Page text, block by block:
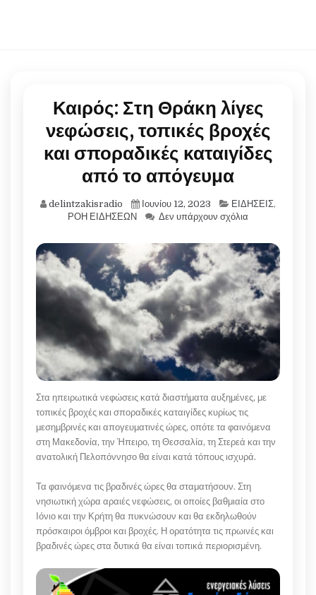
Καιρός: Στη Θράκη λίγες
νεφώσεις, τοπικές βροχές
και σποραδικές καταιγίδες
από το απόγευμα
delintzakisradio Ιουνίου 12, 2023 ΕΙΔΗΣΕΙΣ,
ΡΟΗ ΕΙΔΗΣΕΩΝ
Δεν υπάρχουν σχόλια
Στα ηπειρωτικά νεφώσεις κατά διαστήματα αυξημένες, με
τοπικές βροχές και σποραδικές καταιγίδες κυρίως τις
μεσημβρινές και απογευματινές ώρες, οπότε τα φαινόμενα
στη Μακεδονία, την Ήπειρο, τη Θεσσαλία, τη Στερεά και την
ανατολική Πελοπόννησο θα είναι κατά τόπους ισχυρά.
Τα φαινόμενα τις βραδινές ώρες θα σταματήσουν. Στη
νησιωτική χώρα αραιές νεφώσεις, οι οποίες βαθμιαία στο
Ιόνιο και την Κρήτη θα πυκνώσουν και θα εκδηλωθούν
πρόσκαιροι όμβροι και βροχές. Η ορατότητα τις πρωινές και
βραδινές ώρες στα δυτικά θα είναι τοπικά περιορισμένη.